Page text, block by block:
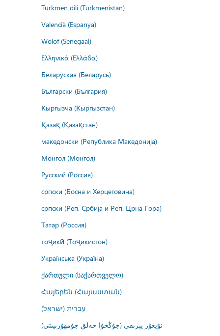
Türkmen dili (Türkmenistan)
Valencià (Espanya)
Wolof (Senegaal)
Ελληνικά (Ελλάδα)
Беларуская (Беларусь)
Български (България)
Кыргызча (Кыргызстан)
Қазақ (Қазақстан)
македонски (Република Македонија)
Монгол (Монгол)
Русский (Россия)
српски (Босна и Херцеговина)
српски (Реп. Србија и Реп. Црна Гора)
Татар (Россия)
тоҷикӣ (Тоҷикистон)
Українська (Україна)
ქართული (საქართველო)
Հայերեն (Հայաստան)
עברית (ישראל)
ئۇيغۇر يېزىقى (جۇڭخۇا خەلق جۇمھۇرىيىتى)